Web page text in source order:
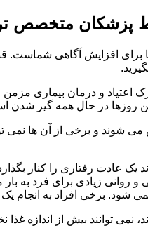
پزشکان متخصص
برای افزایش آگاهی شماست.
و درمان بیماری مزمن
روزها در حال همه گیر شدن
شوند و برخی از آن ها نمی
یک عادت رفتاری را کنار
و روانی زیادی برای فرد به
شود. برخی افراد به انجام یک
نمی توانند بیش از اندازه